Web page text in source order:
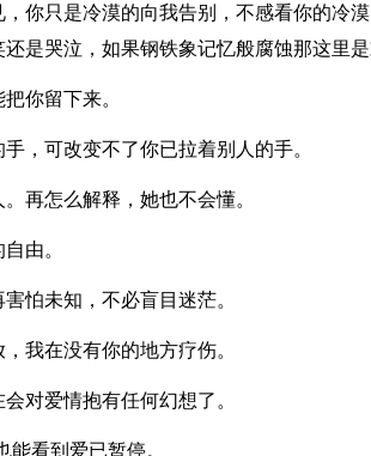
你只是冷漠的向我告别，不感看你的冷
是哭泣，如果钢铁象记忆般腐蚀那这里
你留下来。
，可改变不了你已拉着别人的手。
再怎么解释，她也不会懂。
由。
怕未知，不必盲目迷茫。
我在没有你的地方疗伤。
对爱情抱有任何幻想了。
能看到爱已暂停。